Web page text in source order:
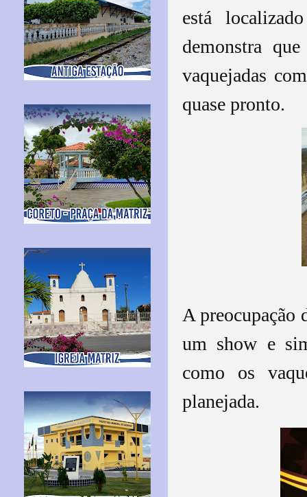
está
demonstra
vaquejadas
quase pronto.
A preocupação
um show e
como os
planejada.